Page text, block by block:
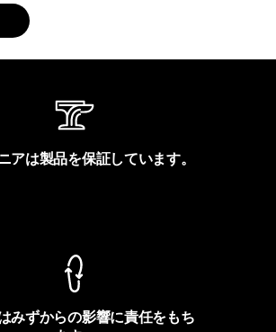
アは製品を保証しています。
みずからの影響に責任をもち